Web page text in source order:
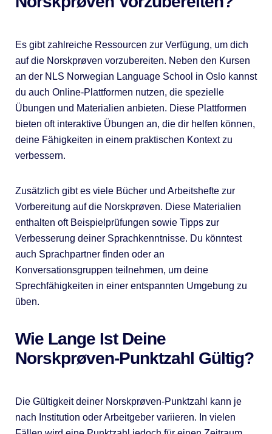
Es gibt zahlreiche Ressourcen zur Verfügung, um dich
auf die Norskprøven vorzubereiten. Neben den Kursen
an der NLS Norwegian Language School in Oslo kannst
du auch Online-Plattformen nutzen, die spezielle
Übungen und Materialien anbieten. Diese Plattformen
bieten oft interaktive Übungen an, die dir helfen können,
deine Fähigkeiten in einem praktischen Kontext zu
verbessern.
Zusätzlich gibt es viele Bücher und Arbeitshefte zur
Vorbereitung auf die Norskprøven. Diese Materialien
enthalten oft Beispielprüfungen sowie Tipps zur
Verbesserung deiner Sprachkenntnisse. Du könntest
auch Sprachpartner finden oder an
Konversationsgruppen teilnehmen, um deine
Sprechfähigkeiten in einer entspannten Umgebung zu
üben.
Wie Lange Ist Deine
Norskprøven-Punktzahl Gültig?
Die Gültigkeit deiner Norskprøven-Punktzahl kann je
nach Institution oder Arbeitgeber variieren. In vielen